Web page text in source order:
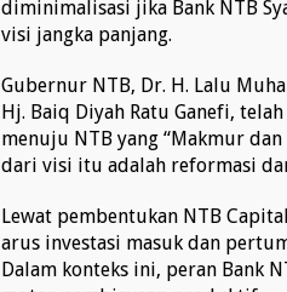
diminimalisasi jika Bank NTB
visi jangka panjang.
Gubernur NTB, Dr. H. Lalu
Hj. Baiq Diyah Ratu Ganefi,
menuju NTB yang “Makmur
dari visi itu adalah reformasi
Lewat pembentukan NTB
arus investasi masuk dan
Dalam konteks ini, peran Bank